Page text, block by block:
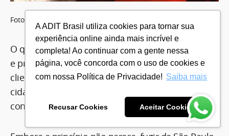
A ADIT Brasil utiliza cookies para tornar sua
experiência online ainda mais incrível e
completa! Ao continuar com a gente nessa
página, você concorda com o uso de cookies e
com nossa Política de Privacidade! Saiba mais
Recusar Cookies Aceitar Cookies
Fotografia do Bar do Cofre originalmente publicada no
O que a XP sempre fez melhor do que os bancões
e precisa continuar fazendo é se aproximar dos
clientes e potencializar a cultura já existente na
cidade. Afinal de contas, seus clientes estão e
continuarão na cidade.